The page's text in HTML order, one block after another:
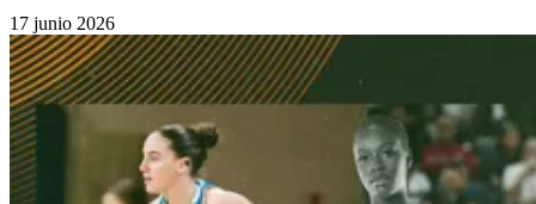
17 junio 2026